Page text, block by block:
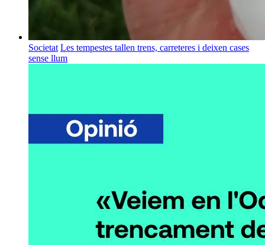
Societat Les tempestes tallen trens, carreteres i deixen cases
sense llum